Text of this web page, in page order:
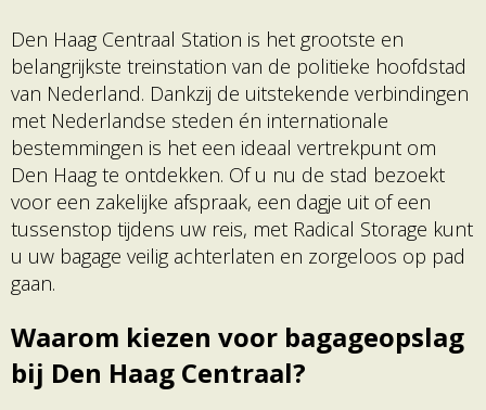
Den Haag Centraal Station is het grootste en
belangrijkste treinstation van de politieke hoofdstad
van Nederland. Dankzij de uitstekende verbindingen
met Nederlandse steden én internationale
bestemmingen is het een ideaal vertrekpunt om
Den Haag te ontdekken. Of u nu de stad bezoekt
voor een zakelijke afspraak, een dagje uit of een
tussenstop tijdens uw reis, met Radical Storage kunt
u uw bagage veilig achterlaten en zorgeloos op pad
gaan.
Waarom kiezen voor bagageopslag
bij Den Haag Centraal?